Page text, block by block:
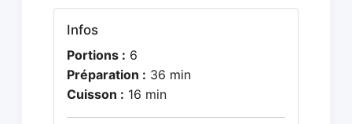
Infos
Portions : 6
Préparation : 36 min
Cuisson : 16 min